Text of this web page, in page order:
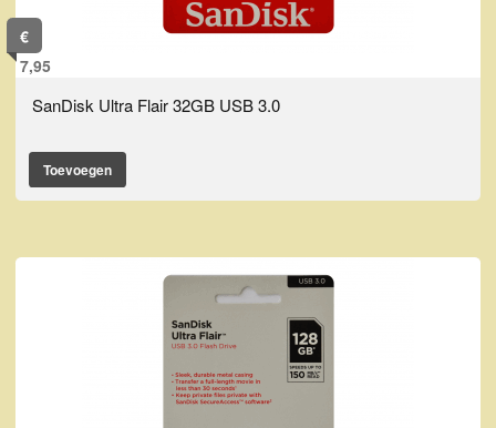
€
7,95
SanDisk Ultra Flair 32GB USB 3.0
Toevoegen